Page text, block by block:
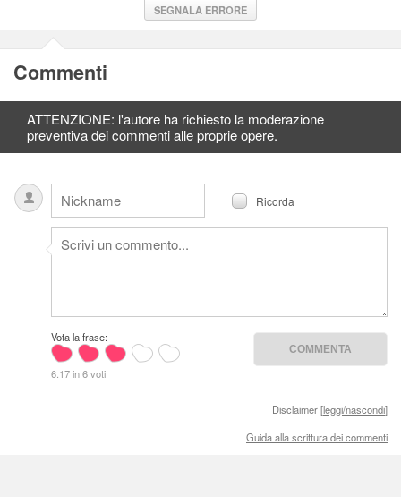
SEGNALA ERRORE
Commenti
ATTENZIONE: l'autore ha richiesto la moderazione
preventiva dei commenti alle proprie opere.
Ricorda
Vota la frase:
6.17 in 6 voti
Disclaimer [leggi/nascondi]
Guida alla scrittura dei commenti